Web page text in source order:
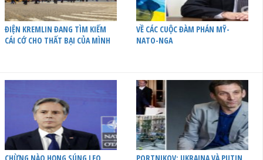
ĐIỆN KREMLIN ĐANG TÌM KIẾM
CÁI CỚ CHO THẤT BẠI CỦA MÌNH
VỀ CÁC CUỘC ĐÀM PHÁN MỸ-
NATO-NGA